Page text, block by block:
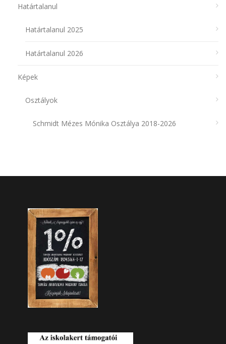
Határtalanul
Határtalanul 2025
Határtalanul 2026
Képek
Osztályok
Schmidt Mézes Mónika Osztálya 2018-2026